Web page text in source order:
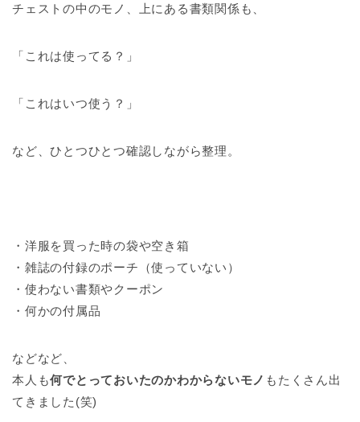
チェストの中のモノ、上にある書類関係も、
「これは使ってる？」
「これはいつ使う？」
など、ひとつひとつ確認しながら整理。
・洋服を買った時の袋や空き箱
・雑誌の付録のポーチ（使っていない）
・使わない書類やクーポン
・何かの付属品
などなど、
本人も何でとっておいたのかわからないモノ もたくさん出
てきました(笑)